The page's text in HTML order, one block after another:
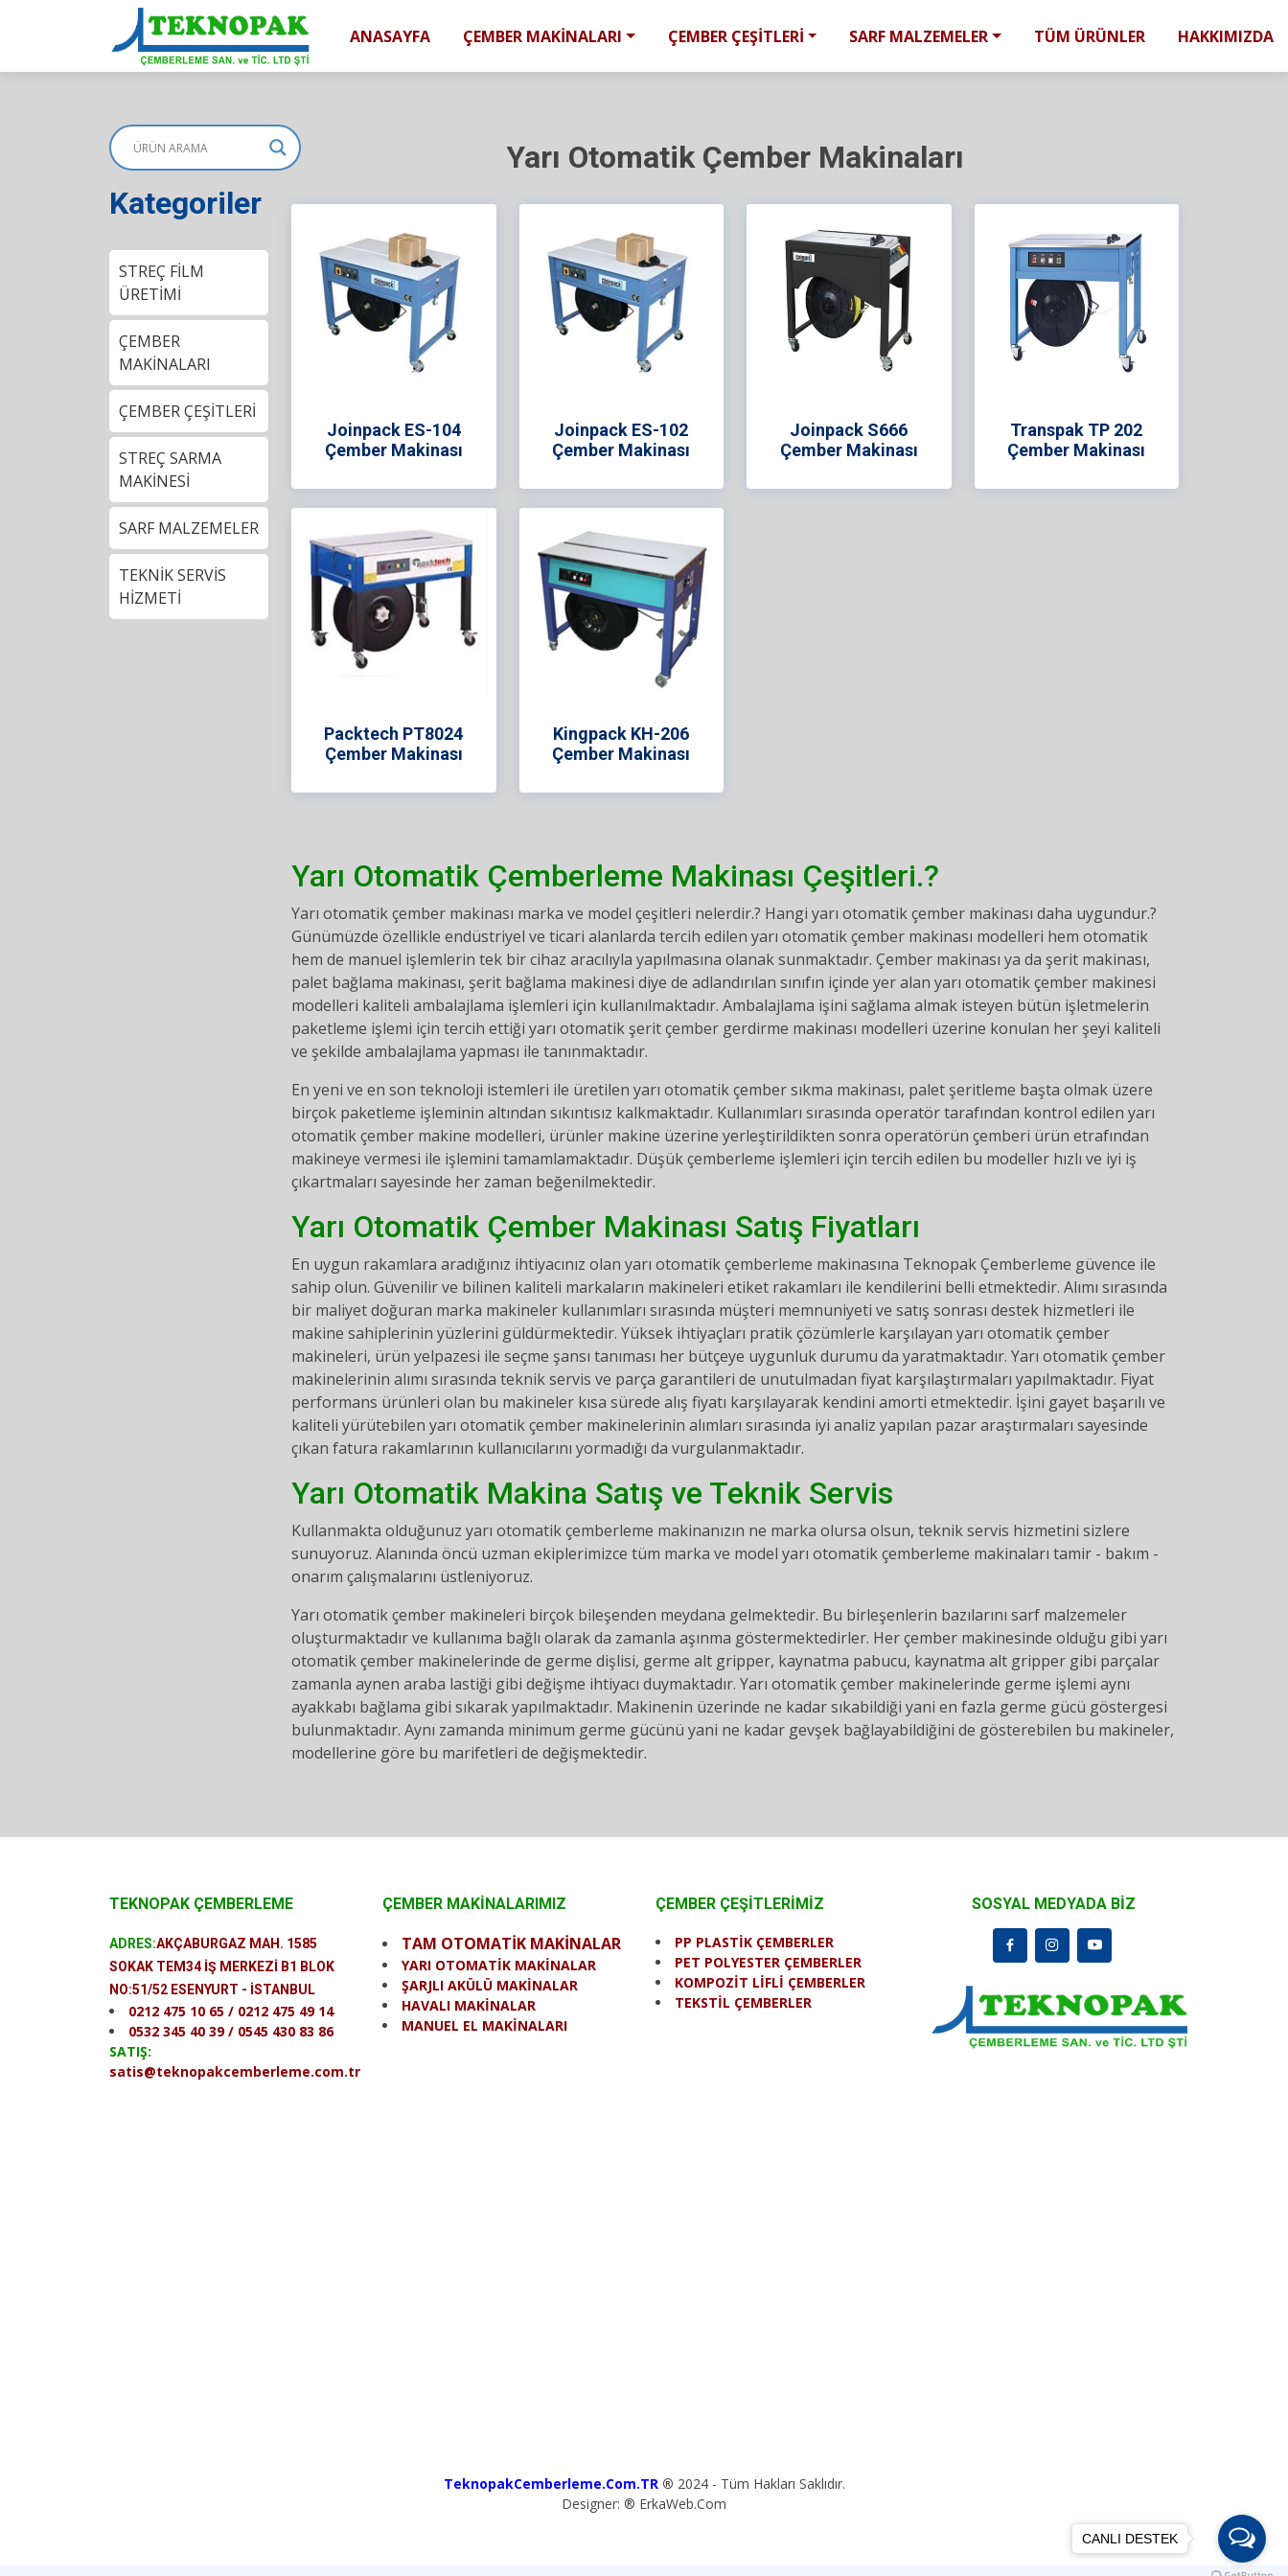
ANASAYFA ÇEMBER MAKİNALARI ÇEMBER ÇEŞİTLERİ SARF MALZEMELER TÜM ÜRÜNLER HAKKIMIZDA
Kategoriler
STREÇ FİLM
ÜRETİMİ
ÇEMBER
MAKİNALARI
ÇEMBER ÇEŞİTLERİ
STREÇ SARMA
MAKİNESİ
SARF MALZEMELER
TEKNİK SERVİS
HİZMETİ
Yarı Otomatik Çember Makinaları
Joinpack ES-104
Çember Makinası
Joinpack ES-102
Çember Makinası
Joinpack S666
Çember Makinası
Transpak TP 202
Çember Makinası
Packtech PT8024
Çember Makinası
Kingpack KH-206
Çember Makinası
Yarı Otomatik Çemberleme Makinası Çeşitleri.?
Yarı otomatik çember makinası marka ve model çeşitleri nelerdir.? Hangi yarı otomatik çember makinası daha uygundur.?
Günümüzde özellikle endüstriyel ve ticari alanlarda tercih edilen yarı otomatik çember makinası modelleri hem otomatik
hem de manuel işlemlerin tek bir cihaz aracılıyla yapılmasına olanak sunmaktadır. Çember makinası ya da şerit makinası,
palet bağlama makinası, şerit bağlama makinesi diye de adlandırılan sınıfın içinde yer alan yarı otomatik çember makinesi
modelleri kaliteli ambalajlama işlemleri için kullanılmaktadır. Ambalajlama işini sağlama almak isteyen bütün işletmelerin
paketleme işlemi için tercih ettiği yarı otomatik şerit çember gerdirme makinası modelleri üzerine konulan her şeyi kaliteli
ve şekilde ambalajlama yapması ile tanınmaktadır.
En yeni ve en son teknoloji istemleri ile üretilen yarı otomatik çember sıkma makinası, palet şeritleme başta olmak üzere
birçok paketleme işleminin altından sıkıntısız kalkmaktadır. Kullanımları sırasında operatör tarafından kontrol edilen yarı
otomatik çember makine modelleri, ürünler makine üzerine yerleştirildikten sonra operatörün çemberi ürün etrafından
makineye vermesi ile işlemini tamamlamaktadır. Düşük çemberleme işlemleri için tercih edilen bu modeller hızlı ve iyi iş
çıkartmaları sayesinde her zaman beğenilmektedir.
Yarı Otomatik Çember Makinası Satış Fiyatları
En uygun rakamlara aradığınız ihtiyacınız olan yarı otomatik çemberleme makinasına Teknopak Çemberleme güvence ile
sahip olun. Güvenilir ve bilinen kaliteli markaların makineleri etiket rakamları ile kendilerini belli etmektedir. Alımı sırasında
bir maliyet doğuran marka makineler kullanımları sırasında müşteri memnuniyeti ve satış sonrası destek hizmetleri ile
makine sahiplerinin yüzlerini güldürmektedir. Yüksek ihtiyaçları pratik çözümlerle karşılayan yarı otomatik çember
makineleri, ürün yelpazesi ile seçme şansı tanıması her bütçeye uygunluk durumu da yaratmaktadır. Yarı otomatik çember
makinelerinin alımı sırasında teknik servis ve parça garantileri de unutulmadan fiyat karşılaştırmaları yapılmaktadır. Fiyat
performans ürünleri olan bu makineler kısa sürede alış fiyatı karşılayarak kendini amorti etmektedir. İşini gayet başarılı ve
kaliteli yürütebilen yarı otomatik çember makinelerinin alımları sırasında iyi analiz yapılan pazar araştırmaları sayesinde
çıkan fatura rakamlarının kullanıcılarını yormadığı da vurgulanmaktadır.
Yarı Otomatik Makina Satış ve Teknik Servis
Kullanmakta olduğunuz yarı otomatik çemberleme makinanızın ne marka olursa olsun, teknik servis hizmetini sizlere
sunuyoruz. Alanında öncü uzman ekiplerimizce tüm marka ve model yarı otomatik çemberleme makinaları tamir - bakım -
onarım çalışmalarını üstleniyoruz.
Yarı otomatik çember makineleri birçok bileşenden meydana gelmektedir. Bu birleşenlerin bazılarını sarf malzemeler
oluşturmaktadır ve kullanıma bağlı olarak da zamanla aşınma göstermektedirler. Her çember makinesinde olduğu gibi yarı
otomatik çember makinelerinde de germe dişlisi, germe alt gripper, kaynatma pabucu, kaynatma alt gripper gibi parçalar
zamanla aynen araba lastiği gibi değişme ihtiyacı duymaktadır. Yarı otomatik çember makinelerinde germe işlemi aynı
ayakkabı bağlama gibi sıkarak yapılmaktadır. Makinenin üzerinde ne kadar sıkabildiği yani en fazla germe gücü göstergesi
bulunmaktadır. Aynı zamanda minimum germe gücünü yani ne kadar gevşek bağlayabildiğini de gösterebilen bu makineler,
modellerine göre bu marifetleri de değişmektedir.
TEKNOPAK ÇEMBERLEME
ADRES:AKÇABURGAZ MAH. 1585
SOKAK TEM34 İŞ MERKEZİ B1 BLOK
NO:51/52 ESENYURT - İSTANBUL
0212 475 10 65 / 0212 475 49 14
0532 345 40 39 / 0545 430 83 86
SATIŞ:
satis@teknopakcemberleme.com.tr
ÇEMBER MAKİNALARIMIZ
TAM OTOMATİK MAKİNALAR
YARI OTOMATİK MAKİNALAR
ŞARJLI AKÜLÜ MAKİNALAR
HAVALI MAKİNALAR
MANUEL EL MAKİNALARI
ÇEMBER ÇEŞİTLERİMİZ
PP PLASTİK ÇEMBERLER
PET POLYESTER ÇEMBERLER
KOMPOZİT LİFLİ ÇEMBERLER
TEKSTİL ÇEMBERLER
SOSYAL MEDYADA BİZ
TeknopakCemberleme.Com.TR ® 2024 - Tüm Hakları Saklıdır.
Designer: ® ErkaWeb.Com
CANLI DESTEK